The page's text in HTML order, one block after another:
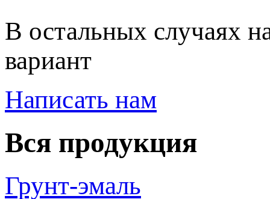
В остальных случаях
вариант
Написать нам
Вся продукция
Грунт-эмаль